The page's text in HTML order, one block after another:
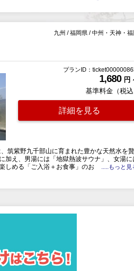
九州 / 福岡県 / 中州・天神・福
プランID：
1,680 円
基準料金（税込
詳細を見る
筑紫野九千部山に育まれた豊かな天然水を贅
加え、男湯には「地獄熱波サウナ」、女湯に
しめる「ご入浴＋お食事」のお
.....もっと見